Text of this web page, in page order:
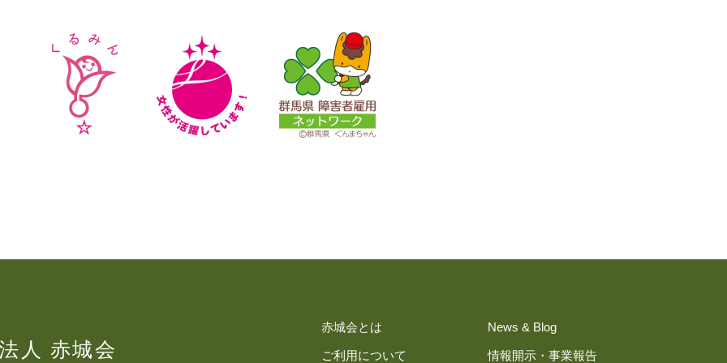
⼈ 赤城会
赤城会とは
ご利用について
News & Blog
情報開示・事業報告